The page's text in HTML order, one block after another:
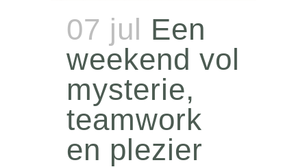
07 jul Een
weekend vol
mysterie,
teamwork
en plezier